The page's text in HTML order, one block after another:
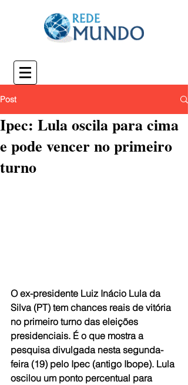
Post
Ipec: Lula oscila para cima
e pode vencer no primeiro
turno
O ex-presidente Luiz Inácio Lula da
Silva (PT) tem chances reais de vitória
no primeiro turno das eleições
presidenciais. É o que mostra a
pesquisa divulgada nesta segunda-
feira (19) pelo Ipec (antigo Ibope). Lula
oscilou um ponto percentual para